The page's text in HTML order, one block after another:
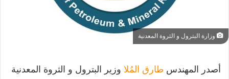
وزارة البترول و الثروة المعدنية
أصدر المهندس طارق المُلا وزير البترول و الثروة المعدنية